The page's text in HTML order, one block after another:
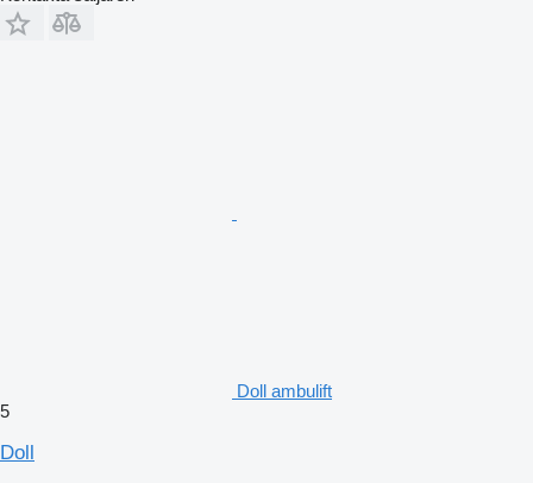
Doll ambulift
5
Doll